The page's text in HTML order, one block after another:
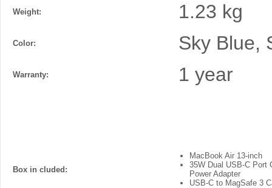
Weight: 1.23 kg
Color: Sky Blue,
Warranty: 1 year
Box in cluded:
MacBook Air 13-inch
35W Dual USB-C Port
Power Adapter
USB-C to MagSafe 3